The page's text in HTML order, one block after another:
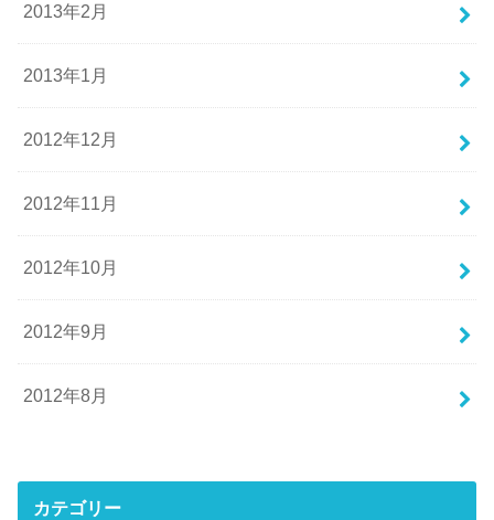
2013年2月
2013年1月
2012年12月
2012年11月
2012年10月
2012年9月
2012年8月
カテゴリー